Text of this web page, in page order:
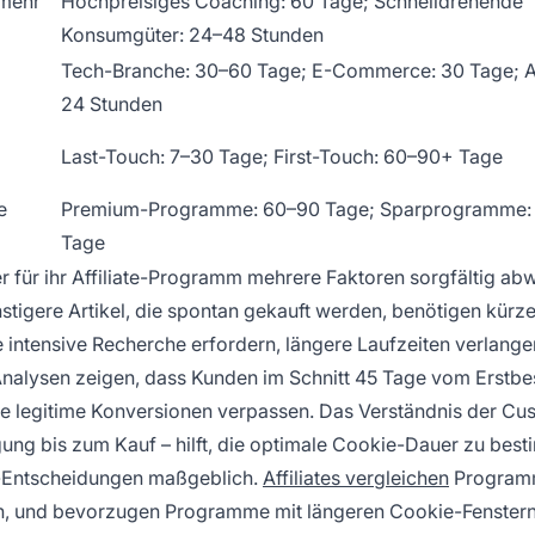
Konsumgüter: 24–48 Stunden
Tech-Branche: 30–60 Tage; E-Commerce: 30 Tage;
24 Stunden
Last-Touch: 7–30 Tage; First-Touch: 60–90+ Tage
Premium-Programme: 60–90 Tage; Sparprogramme:
Tage
für ihr Affiliate-Programm mehrere Faktoren sorgfältig
Artikel, die spontan gekauft werden, benötigen
Recherche erfordern, längere Laufzeiten
zeigen, dass Kunden im Schnitt 45 Tage vom
Konversionen verpassen. Das Verständnis der
bis zum Kauf – hilft, die optimale Cookie-Dauer zu
maßgeblich. Affiliates vergleichen
und bevorzugen Programme mit längeren Cookie-